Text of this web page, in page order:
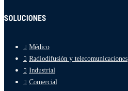
SOLUCIONES
Médico
Radiodifusión y telecomunicaciones
Industrial
Comercial